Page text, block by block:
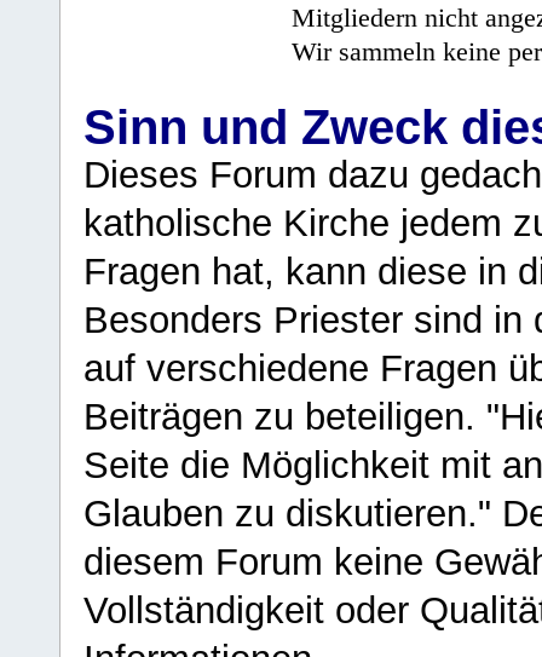
Mitgliedern nicht
Wir sammeln keine
Sinn und Zweck
Dieses Forum dazu
katholische Kirche jedem
Fragen hat, kann diese in
Besonders Priester sind in
auf verschiedene Fragen
Beiträgen zu beteiligen.
Seite die Möglichkeit mit
Glauben zu diskutieren."
diesem Forum keine
Vollständigkeit oder